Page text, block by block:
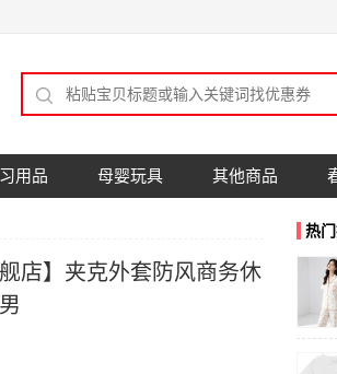
用品 母婴玩具 其他商品
店】夹克外套防风商务休
热